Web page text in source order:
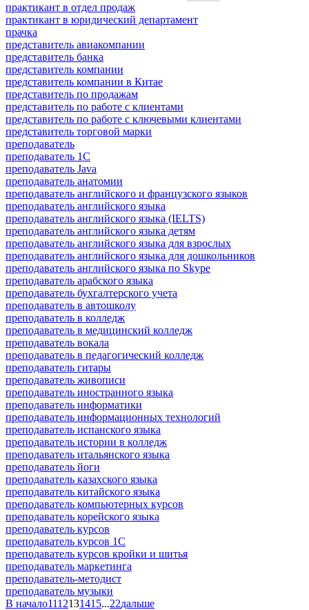
практикант в отдел продаж
практикант в юридический департамент
прачка
представитель авиакомпании
представитель банка
представитель компании
представитель компании в Китае
представитель по продажам
представитель по работе с клиентами
представитель по работе с ключевыми клиентами
представитель торговой марки
преподаватель
преподаватель 1С
преподаватель Java
преподаватель анатомии
преподаватель английского и французского языков
преподаватель английского языка
преподаватель английского языка (IELTS)
преподаватель английского языка детям
преподаватель английского языка для взрослых
преподаватель английского языка для дошкольников
преподаватель английского языка по Skype
преподаватель арабского языка
преподаватель бухгалтерского учета
преподаватель в автошколу
преподаватель в колледж
преподаватель в медицинский колледж
преподаватель вокала
преподаватель в педагогический колледж
преподаватель гитары
преподаватель живописи
преподаватель иностранного языка
преподаватель информатики
преподаватель информационных технологий
преподаватель испанского языка
преподаватель истории в колледж
преподаватель итальянского языка
преподаватель йоги
преподаватель казахского языка
преподаватель китайского языка
преподаватель компьютерных курсов
преподаватель корейского языка
преподаватель курсов
преподаватель курсов 1С
преподаватель курсов кройки и шитья
преподаватель маркетинга
преподаватель-методист
преподаватель музыки
В начало1112131415...22дальше